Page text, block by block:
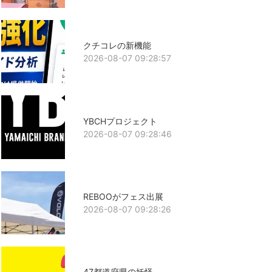
クチコレの新機能
2026-08-07 09:28:57
YBCHプロジェクト
2026-08-07 09:28:46
REBOOがフェス出展
2026-08-07 09:28:26